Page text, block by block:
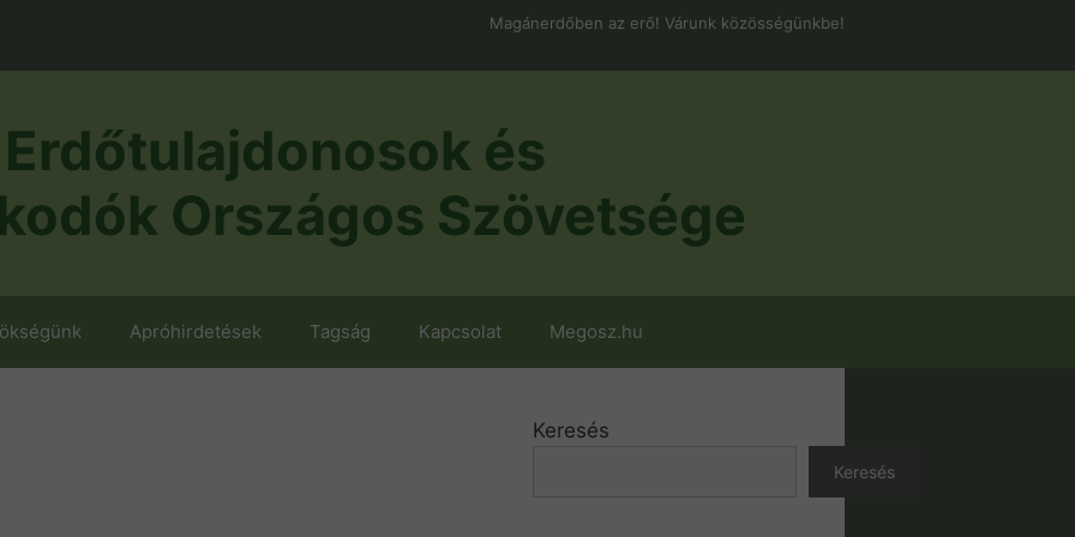
Magánerdőben az erő! Várunk közösségünkbe!
és
Országos Szövetsége
Apróhirdetések Tagság Kapcsolat Megosz.hu
Keresés
Keresés